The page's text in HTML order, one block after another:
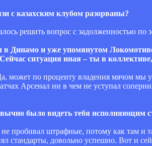
с казахским клубом разорваны?
решить вопрос с задолженностью по
в Динамо и уже упомянутом
ситуация иная – ты в
может по проценту владения мячом мы
Арсенал ни в чем не уступал
было видеть тебя исполняющим
пробивал штрафные, потому как там и
стандарты, довольно успешно. Вот и